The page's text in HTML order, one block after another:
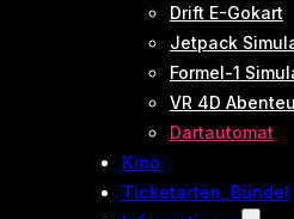
Drift E-Gokart
Jetpack
Formel-1
VR 4D
Dartautomat
Kino
Ticketarten, Bündel